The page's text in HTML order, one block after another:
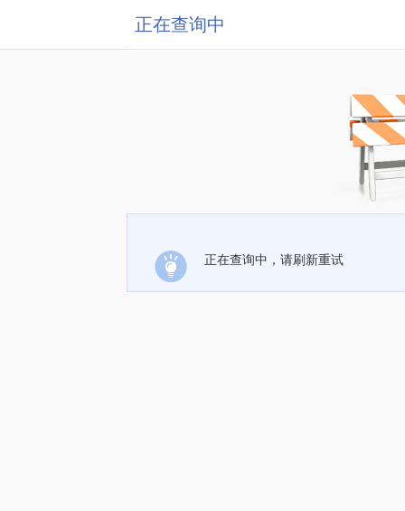
正在查询中
正在查询中，请刷新重试